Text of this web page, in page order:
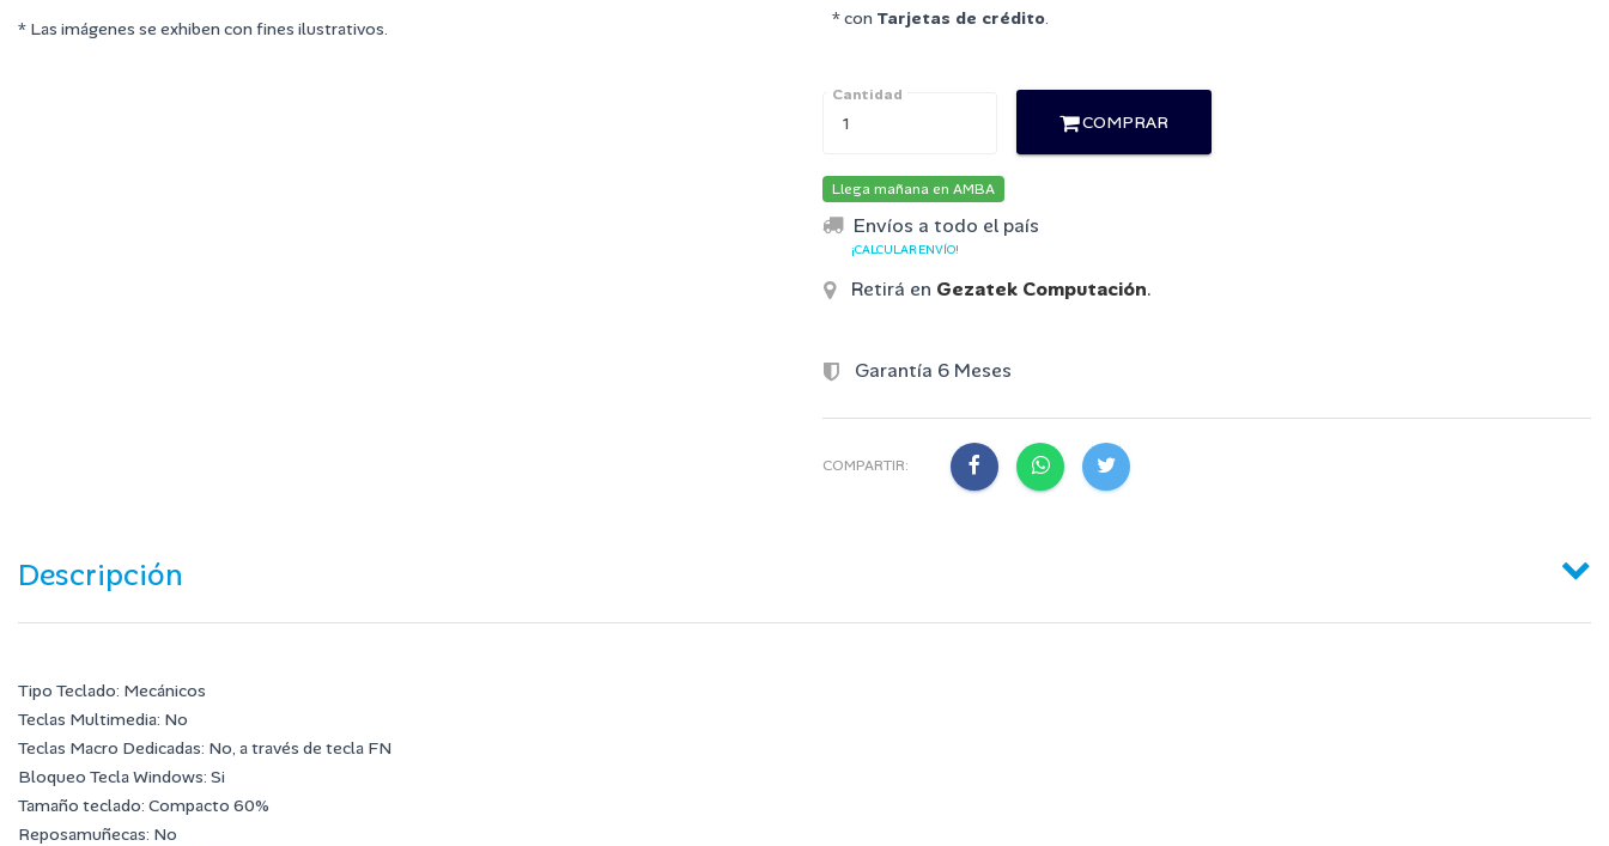
* Las imágenes se exhiben con fines ilustrativos.
* con Tarjetas de crédito
Cantidad
COMPRAR
Llega mañana en AMBA
Envíos a todo el país
¡CALCULAR ENVÍO!
Retirá en Gezatek Computación.
Garantía 6 Meses
COMPARTIR:
Descripción
Tipo Teclado: Mecánicos
Teclas Multimedia: No
Teclas Macro Dedicadas: No, a través de tecla FN
Bloqueo Tecla Windows: Si
Tamaño teclado: Compacto 60%
Reposamuñecas: No